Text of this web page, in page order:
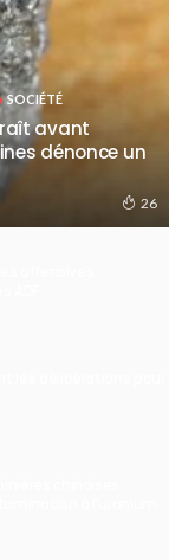
SOCIÉTÉ
avant
dénonce un
26